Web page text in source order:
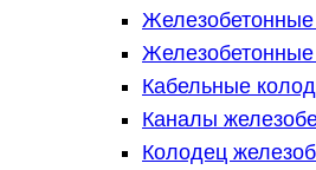
Железобетонные
Кабельные
Каналы
Колодец